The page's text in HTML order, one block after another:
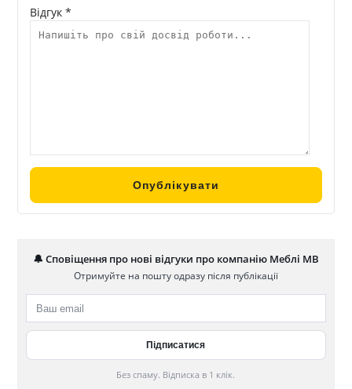
Відгук *
🔔 Сповіщення про нові відгуки про компанію Меблі МВ
Отримуйте на пошту одразу після публікації
Без спаму. Відписка в 1 клік.